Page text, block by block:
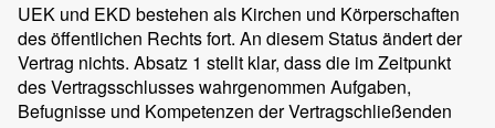
UEK und EKD bestehen als Kirchen und Körperschaften
des öffentlichen Rechts fort. An diesem Status ändert der
Vertrag nichts. Absatz 1 stellt klar, dass die im Zeitpunkt
des Vertragsschlusses wahrgenommen Aufgaben,
Befugnisse und Kompetenzen der Vertragschließenden